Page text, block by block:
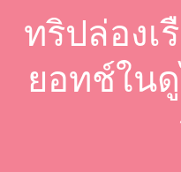
ทริปล่องเ
ยอทช์ใน